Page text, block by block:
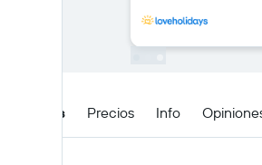
Detalles Precios Info